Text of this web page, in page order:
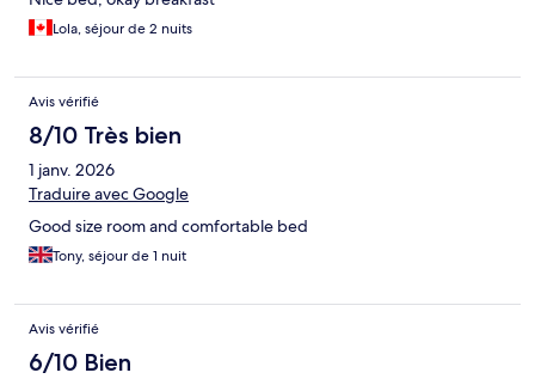
Lola, séjour de 2 nuits
Avis vérifié
8/10 Très bien
1 janv. 2026
Traduire avec Google
Good size room and comfortable bed
Tony, séjour de 1 nuit
Avis vérifié
6/10 Bien